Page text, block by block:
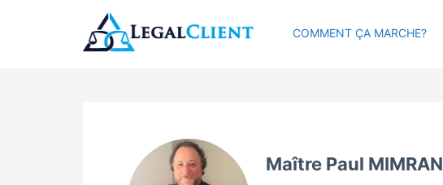
COMMENT ÇA MARCHE?
Maître Paul MIMRAN